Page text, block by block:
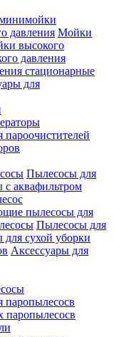
давления Мойки
высокого
давления
стационарные
для
пароочистителей
Пылесосы для
аквафильтром
пылесосы для
Пылесосы для
сухой уборки
Аксессуары для
паропылесосв
паропылесосв